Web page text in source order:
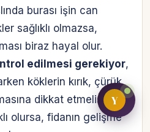
burası işin can
sağlıklı olmazsa,
biraz hayal olur.
edilmesi gerekiyor,
köklerin kırık, çürük
dikkat etmelisiniz.
olursa, fidanın gelişme
Y